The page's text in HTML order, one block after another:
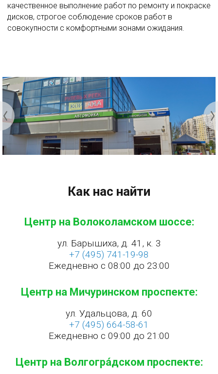
качественное выполнение работ по ремонту и покраске
дисков, строгое соблюдение сроков работ в
совокупности с комфортными зонами ожидания.
Как нас найти
Центр на Волоколамском шоссе:
ул. Барышиха, д. 41, к. 3
+7 (495) 741-19-98
Ежедневно с 08:00 до 23:00
Центр на Мичуринском проспекте:
ул. Удальцова, д. 60
+7 (495) 664-58-61
Ежедневно с 09:00 до 21:00
Центр на Волгогра́дском проспекте: